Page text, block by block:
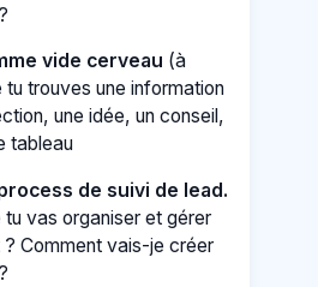
vide cerveau (à
trouves une information
une idée, un conseil,
tableau
de suivi de lead.
tu vas organiser et gérer
Comment vais-je créer